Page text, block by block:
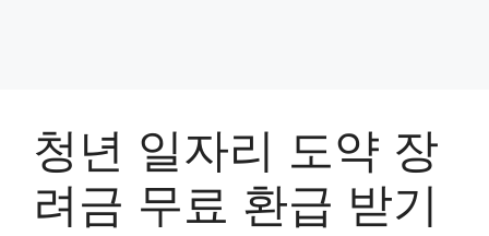
청년 일자리 도약 장
려금 무료 환급 받기